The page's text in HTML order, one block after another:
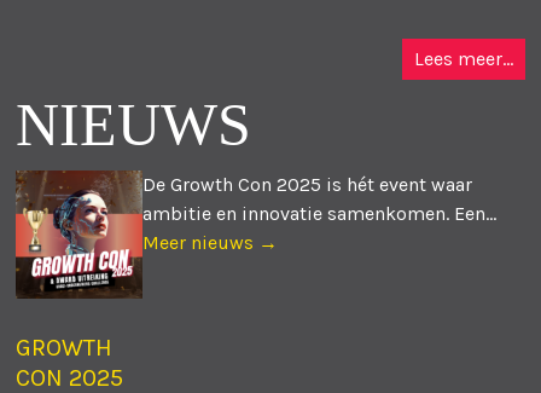
Lees meer...
NIEUWS
GROWTH
CON 2025
De Growth Con 2025 is hét event waar
ambitie en innovatie samenkomen. Een...
Meer nieuws →